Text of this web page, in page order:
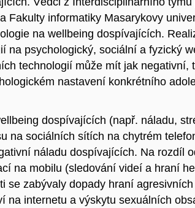
Fakulty informatiky Masarykovy
na wellbeing dospívajících.
na psychologický, sociální a fyzický
technologií může mít jak negativní,
nastavení konkrétního
dospívajících (např. náladu,
na sociálních sítích na chytrém
náladu dospívajících. Na rozdíl
na mobilu (sledování videí a hraní
se zabývaly dopady hraní
na internetu a výskytu sexuálních